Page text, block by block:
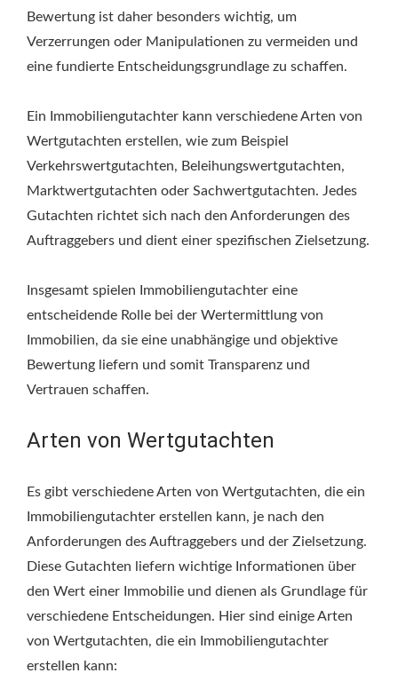
Bewertung ist daher besonders wichtig, um
Verzerrungen oder Manipulationen zu vermeiden und
eine fundierte Entscheidungsgrundlage zu schaffen.
Ein Immobiliengutachter kann verschiedene Arten von
Wertgutachten erstellen, wie zum Beispiel
Verkehrswertgutachten, Beleihungswertgutachten,
Marktwertgutachten oder Sachwertgutachten. Jedes
Gutachten richtet sich nach den Anforderungen des
Auftraggebers und dient einer spezifischen Zielsetzung.
Insgesamt spielen Immobiliengutachter eine
entscheidende Rolle bei der Wertermittlung von
Immobilien, da sie eine unabhängige und objektive
Bewertung liefern und somit Transparenz und
Vertrauen schaffen.
Arten von Wertgutachten
Es gibt verschiedene Arten von Wertgutachten, die ein
Immobiliengutachter erstellen kann, je nach den
Anforderungen des Auftraggebers und der Zielsetzung.
Diese Gutachten liefern wichtige Informationen über
den Wert einer Immobilie und dienen als Grundlage für
verschiedene Entscheidungen. Hier sind einige Arten
von Wertgutachten, die ein Immobiliengutachter
erstellen kann: